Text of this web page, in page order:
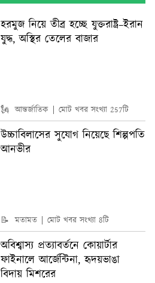
হরমুজ নিয়ে তীব্র হচ্ছে যুক্তরাষ্ট্র–ইরান
যুদ্ধ, অস্থির তেলের বাজার
🗽 আন্তর্জাতিক মোট খবর সংখ্যা 257টি
উচ্চাবিলাসের সুযোগ নিয়েছে শিল্পপতি
আনভীর
📝 মতামত মোট খবর সংখ্যা 8টি
অবিশ্বাস্য প্রত্যাবর্তনে কোয়ার্টার
ফাইনালে আর্জেন্টিনা, হৃদয়ভাঙা
বিদায় মিশরের